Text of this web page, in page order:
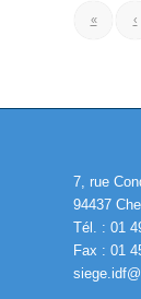
« ‹
7, rue
94437
Tél. : 01
Fax : 01